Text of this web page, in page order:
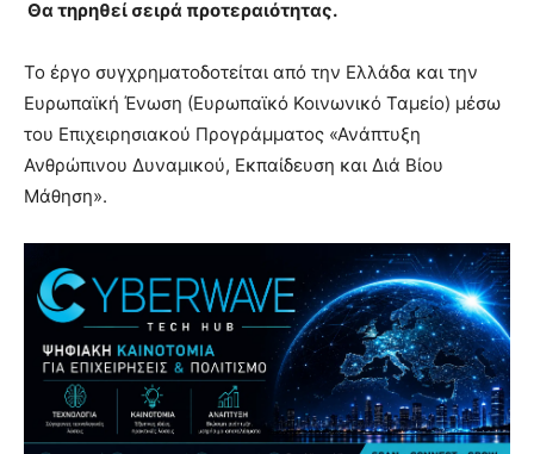
Θα τηρηθεί σειρά προτεραιότητας.
Το έργο συγχρηματοδοτείται από την Ελλάδα και την
Ευρωπαϊκή Ένωση (Ευρωπαϊκό Κοινωνικό Ταμείο) μέσω
του Επιχειρησιακού Προγράμματος «Ανάπτυξη
Ανθρώπινου Δυναμικού, Εκπαίδευση και Διά Βίου
Μάθηση».